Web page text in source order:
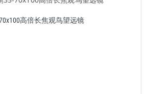
高倍长焦观鸟望远镜